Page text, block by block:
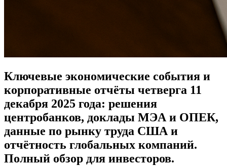
Ключевые экономические события и
корпоративные отчёты четверга 11
декабря 2025 года: решения
центробанков, доклады МЭА и ОПЕК,
данные по рынку труда США и
отчётность глобальных компаний.
Полный обзор для инвесторов.